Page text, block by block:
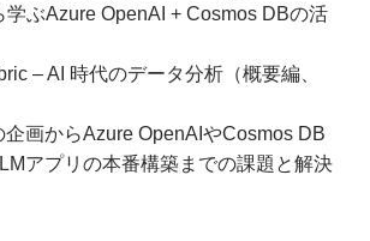
学ぶAzure OpenAI + Cosmos DBの活
– AI 時代のデータ分析（概要編、
企画からAzure OpenAIやCosmos DB
アプリの本番構築までの課題と解決